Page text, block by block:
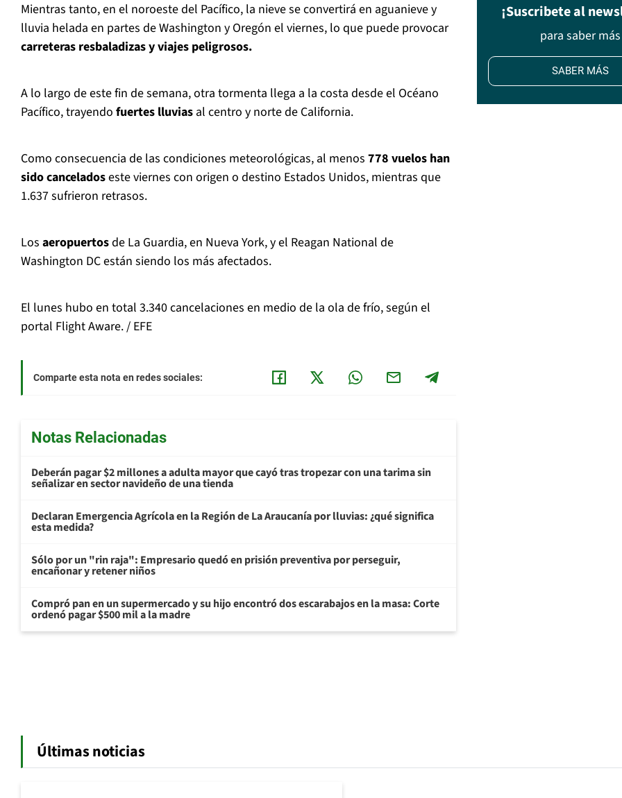
Mientras tanto, en el noroeste del Pacífico, la nieve se convertirá en aguanieve y
lluvia helada en partes de Washington y Oregón el viernes, lo que puede provocar
carreteras resbaladizas y viajes peligrosos.
A lo largo de este fin de semana, otra tormenta llega a la costa desde el Océano
Pacífico, trayendo fuertes lluvias al centro y norte de California.
Como consecuencia de las condiciones meteorológicas, al menos 778 vuelos han
sido canceladoseste viernes con origen o destino Estados Unidos, mientras que
1.637 sufrieron retrasos.
Los aeropuertosde La Guardia, en Nueva York, y el Reagan National de
Washington DC están siendo los más afectados.
El lunes hubo en total 3.340 cancelaciones en medio de la ola de frío, según el
portal Flight Aware. / EFE
Comparte esta nota en redes sociales:
Notas Relacionadas
Deberán pagar $2 millones a adulta mayor que cayó tras tropezar con una tarima sin
señalizar en sector navideño de una tienda
Declaran Emergencia Agrícola en la Región de La Araucanía por lluvias: ¿qué significa
esta medida?
Sólo por un "rin raja": Empresario quedó en prisión preventiva por perseguir,
encañonar y retener niños
Compró pan en un supermercado y su hijo encontró dos escarabajos en la masa: Corte
ordenó pagar $500 mil a la madre
¡Suscribete al
para saber más
SABER MÁS
Últimas noticias